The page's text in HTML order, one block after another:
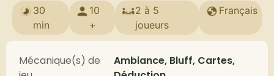
30
min
10
+
2 à 5
joueurs
Français
Mécanique(s) de
Ambiance, Bluff, Cartes,